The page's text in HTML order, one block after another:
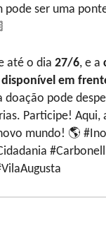
pode ser uma
até o dia 27/6, e a
em
doação pode
Participe! Aqui,
mundo! 🌎